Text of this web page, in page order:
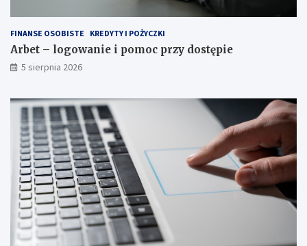
FINANSE OSOBISTE KREDYTY I POŻYCZKI
Arbet – logowanie i pomoc przy dostępie
5 sierpnia 2026